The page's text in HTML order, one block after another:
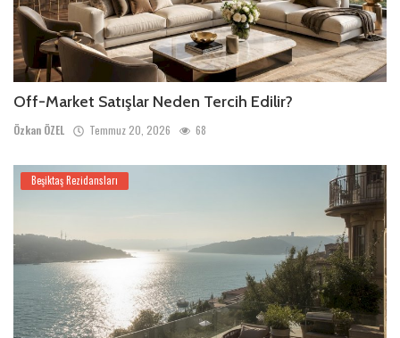
Off-Market Satışlar Neden Tercih Edilir?
Özkan ÖZEL Temmuz 20, 2026 68
Beşiktaş Rezidansları